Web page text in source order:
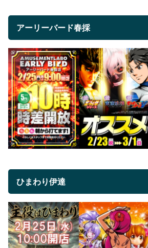
アーリーバード春採
ひまわり伊達